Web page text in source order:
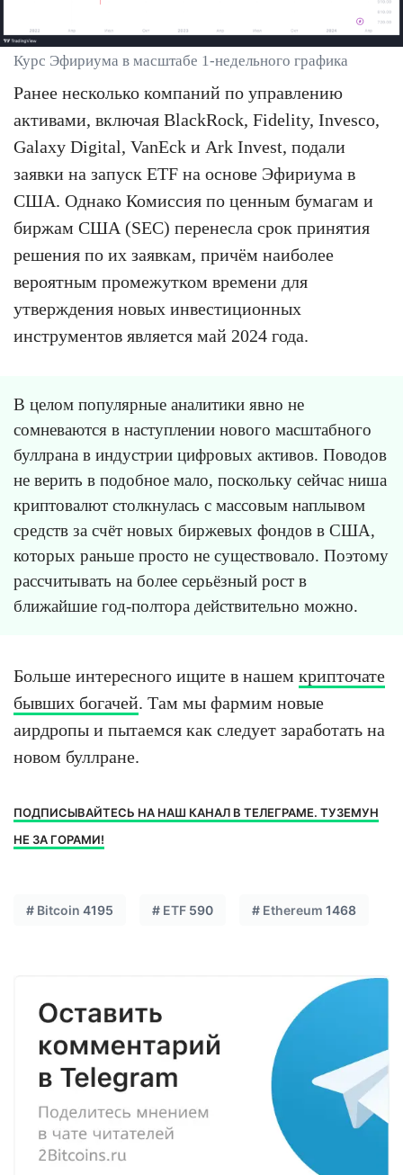
Курс Эфириума в масштабе 1-недельного графика
Ранее несколько компаний по управлению
активами, включая BlackRock, Fidelity, Invesco,
Galaxy Digital, VanEck и Ark Invest, подали
заявки на запуск ETF на основе Эфириума в
США. Однако Комиссия по ценным бумагам и
биржам США (SEC) перенесла срок принятия
решения по их заявкам, причём наиболее
вероятным промежутком времени для
утверждения новых инвестиционных
инструментов является май 2024 года.
В целом популярные аналитики явно не
сомневаются в наступлении нового масштабного
буллрана в индустрии цифровых активов. Поводов
не верить в подобное мало, поскольку сейчас ниша
криптовалют столкнулась с массовым наплывом
средств за счёт новых биржевых фондов в США,
которых раньше просто не существовало. Поэтому
рассчитывать на более серьёзный рост в
ближайшие год-полтора действительно можно.
Больше интересного ищите в нашем крипточате
бывших богачей. Там мы фармим новые
аирдропы и пытаемся как следует заработать на
новом буллране.
ПОДПИСЫВАЙТЕСЬ НА НАШ КАНАЛ В ТЕЛЕГРАМЕ. ТУЗЕМУН
НЕ ЗА ГОРАМИ!
# Bitcoin 4195 # ETF 590 # Ethereum 1468